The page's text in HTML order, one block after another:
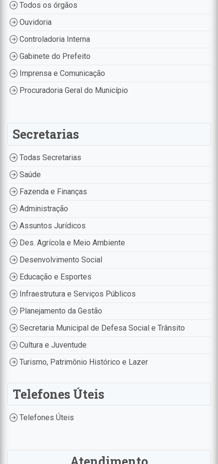
Todos os órgãos
Ouvidoria
Controladoria Interna
Gabinete do Prefeito
Imprensa e Comunicação
Procuradoria Geral do Município
Secretarias
Todas Secretarias
Saúde
Fazenda e Finanças
Administração
Assuntos Jurídicos
Des. Agrícola e Meio Ambiente
Desenvolvimento Social
Educação e Esportes
Infraestrutura e Serviços Públicos
Planejamento da Gestão
Secretaria Municipal de Defesa Social e Trânsito
Cultura e Juventude
Turismo, Patrimônio Histórico e Lazer
Telefones Úteis
Telefones Úteis